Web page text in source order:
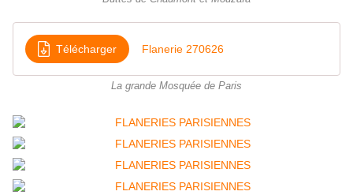
Télécharger Flanerie 270626
La grande Mosquée de Paris